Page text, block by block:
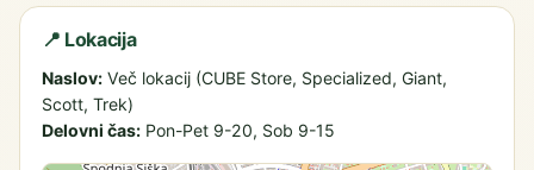
📍 Lokacija
Naslov:Več lokacij (CUBE Store, Specialized, Giant,
Scott, Trek)
Delovni čas:Pon-Pet 9-20, Sob 9-15